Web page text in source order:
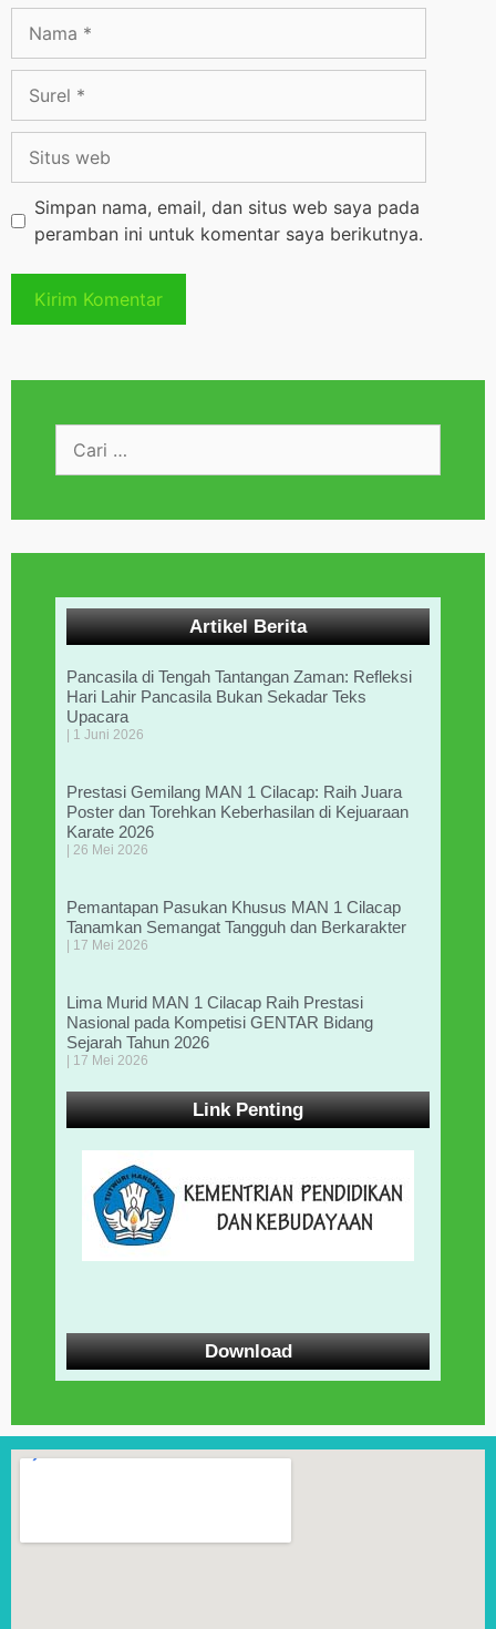
Simpan nama, email, dan situs web saya pada
peramban ini untuk komentar saya berikutnya.
Artikel Berita
Pancasila di Tengah Tantangan Zaman: Refleksi
Hari Lahir Pancasila Bukan Sekadar Teks
Upacara
1 Juni 2026
Prestasi Gemilang MAN 1 Cilacap: Raih Juara
Poster dan Torehkan Keberhasilan di Kejuaraan
Karate 2026
26 Mei 2026
Pemantapan Pasukan Khusus MAN 1 Cilacap
Tanamkan Semangat Tangguh dan Berkarakter
17 Mei 2026
Lima Murid MAN 1 Cilacap Raih Prestasi
Nasional pada Kompetisi GENTAR Bidang
Sejarah Tahun 2026
17 Mei 2026
Link Penting
Download